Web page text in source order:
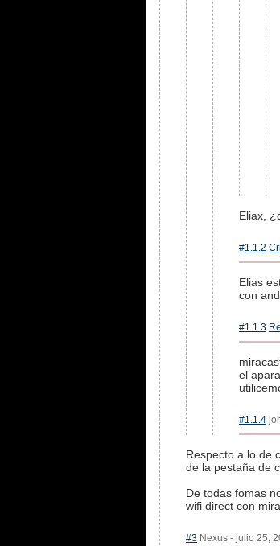
Eliax,
#1.1.2
Elias
con
#1.1.3
el
#1.1.4
Respecto a lo de
de la pestaña de
De todas fomas
wifi direct con
#3 Nexus - julio 25,